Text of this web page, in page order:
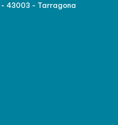
- 43003 - Tarragona